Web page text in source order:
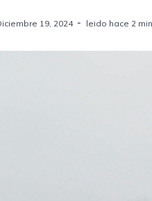
19, 2024 leido hace 2